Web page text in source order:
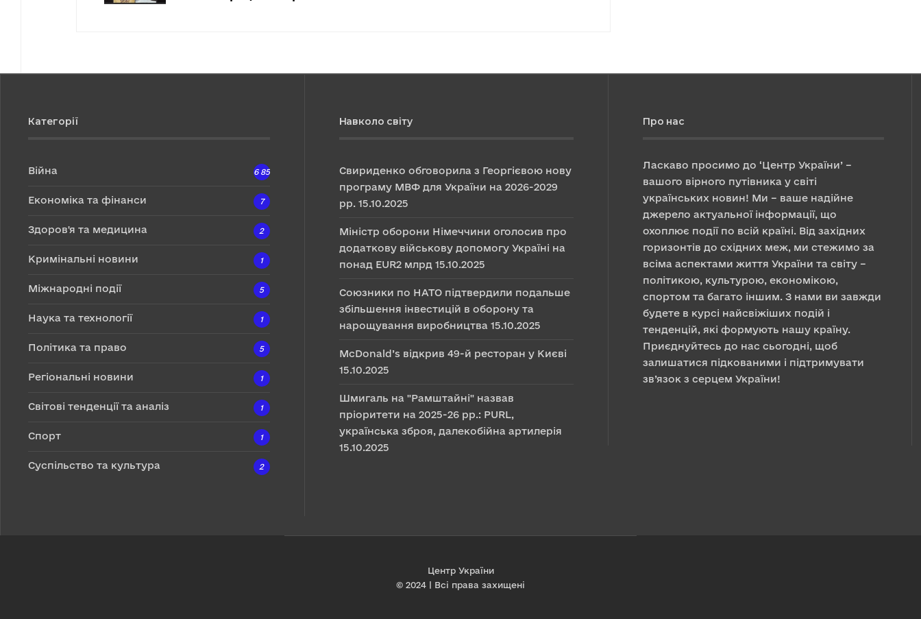
Категорії
Війна 6 857
Економіка та фінанси 7
Здоров'я та медицина 2
Кримінальні новини 1
Міжнародні події 5
Наука та технології 1
Політика та право 5
Регіональні новини 1
Світові тенденції та аналіз 1
Спорт 1
Суспільство та культура 2
Навколо світу
Свириденко обговорила з Георгієвою нову
програму МВФ для України на 2026-2029
рр. 15.10.2025
Міністр оборони Німеччини оголосив про
додаткову військову допомогу Україні на
понад EUR2 млрд 15.10.2025
Союзники по НАТО підтвердили подальше
збільшення інвестицій в оборону та
нарощування виробництва 15.10.2025
McDonald’s відкрив 49-й ресторан у Києві
15.10.2025
Шмигаль на "Рамштайні" назвав
пріоритети на 2025-26 рр.: PURL,
українська зброя, далекобійна артилерія
15.10.2025
Про нас
Ласкаво просимо до ‘Центр України’ –
вашого вірного путівника у світі
українських новин! Ми – ваше надійне
джерело актуальної інформації, що
охоплює події по всій країні. Від західних
горизонтів до східних меж, ми стежимо за
всіма аспектами життя України та світу –
політикою, культурою, економікою,
спортом та багато іншим. З нами ви завжди
будете в курсі найсвіжіших подій і
тенденцій, які формують нашу країну.
Приєднуйтесь до нас сьогодні, щоб
залишатися підкованими і підтримувати
зв’язок з серцем України!
Центр України
© 2024 | Всі права захищені